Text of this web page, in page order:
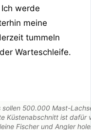
werde
meine
tummeln
Warteschleife.
sollen 500.000 Mast-
Küstenabschnitt ist dafür
Fischer und Angler